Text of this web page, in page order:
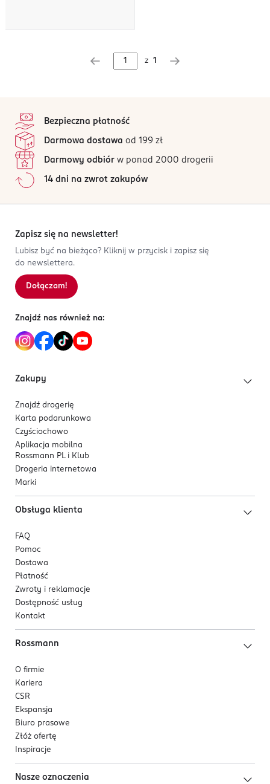
z 1
Bezpieczna płatność
Darmowa dostawa od 199 zł
Darmowy odbiór w ponad 2000 drogerii
14 dni na zwrot zakupów
Zapisz się na newsletter!
Lubisz być na bieżąco? Kliknij w przycisk i zapisz się
do newslettera.
Dołączam!
Znajdź nas również na:
Zakupy
Znajdź drogerię
Karta podarunkowa
Czyściochowo
Aplikacja mobilna
Rossmann PL i Klub
Drogeria internetowa
Marki
Obsługa klienta
FAQ
Pomoc
Dostawa
Płatność
Zwroty i reklamacje
Dostępność usług
Kontakt
Rossmann
O firmie
Kariera
CSR
Ekspansja
Biuro prasowe
Złóż ofertę
Inspiracje
Nasze oznaczenia